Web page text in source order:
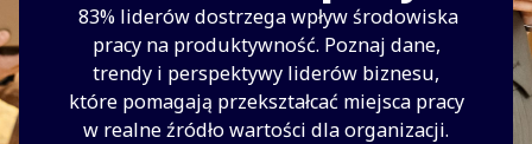
83% liderów dostrzega wpływ środowiska
pracy na produktywność. Poznaj dane,
trendy i perspektywy liderów biznesu,
które pomagają przekształcać miejsca pracy
w realne źródło wartości dla organizacji.